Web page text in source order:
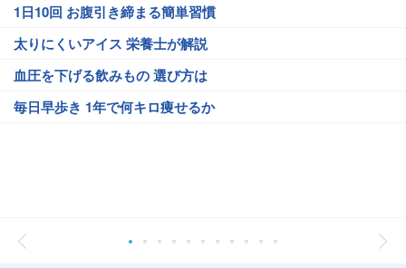
1日10回 お腹引き締まる簡単習慣
太りにくいアイス 栄養士が解説
血圧を下げる飲みもの 選び方は
毎日早歩き 1年で何キロ痩せるか